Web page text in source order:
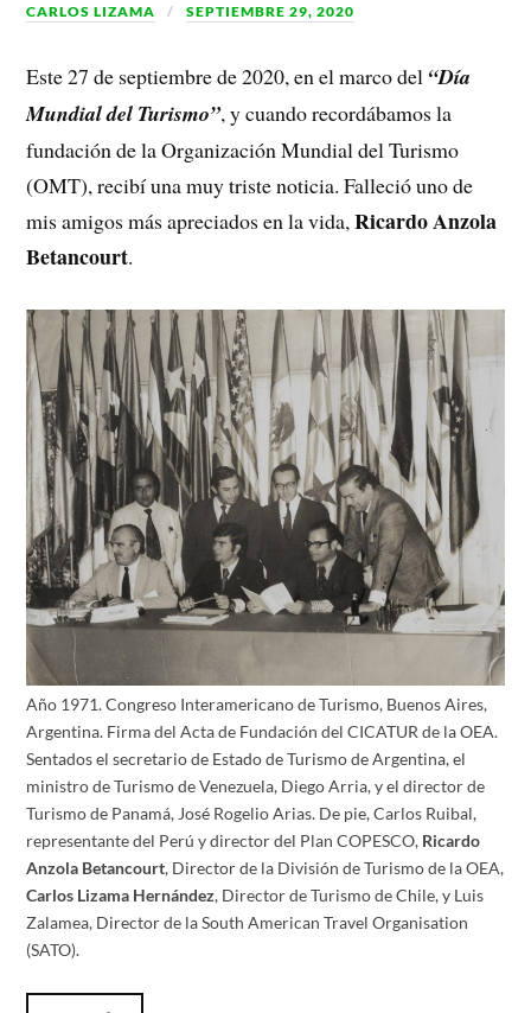
CARLOS LIZAMA SEPTIEMBRE 29, 2020
Este 27 de septiembre de 2020, en el marco del “Día
Mundial del Turismo”, y cuando recordábamos la
fundación de la Organización Mundial del Turismo
(OMT), recibí una muy triste noticia. Falleció uno de
mis amigos más apreciados en la vida,Ricardo Anzola
Betancourt.
Año 1971. Congreso Interamericano de Turismo, Buenos Aires,
Argentina. Firma del Acta de Fundación del CICATUR de la OEA.
Sentados el secretario de Estado de Turismo de Argentina, el
ministro de Turismo de Venezuela, Diego Arria, y el director de
Turismo de Panamá, José Rogelio Arias. De pie, Carlos Ruibal,
representante del Perú y director del Plan COPESCO, Ricardo
Anzola Betancourt, Director de la División de Turismo de la OEA,
Carlos Lizama Hernández, Director de Turismo de Chile, y Luis
Zalamea, Director de la South American Travel Organisation
(SATO).